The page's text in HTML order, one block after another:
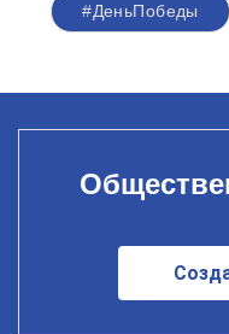
#ДеньПобеды